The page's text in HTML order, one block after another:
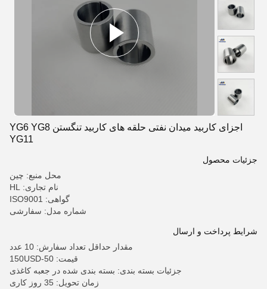
اجزای کاربید میدان نفتی حلقه های کاربید تنگستن YG6 YG8
YG11
جزئیات محصول
محل منبع: چین
نام تجاری: HL
گواهی: ISO9001
شماره مدل: سفارشی
شرایط پرداخت و ارسال
مقدار حداقل تعداد سفارش: 10 عدد
قیمت: 50-150USD
جزئیات بسته بندی: بسته بندی شده در جعبه کاغذی
زمان تحویل: 35 روز کاری